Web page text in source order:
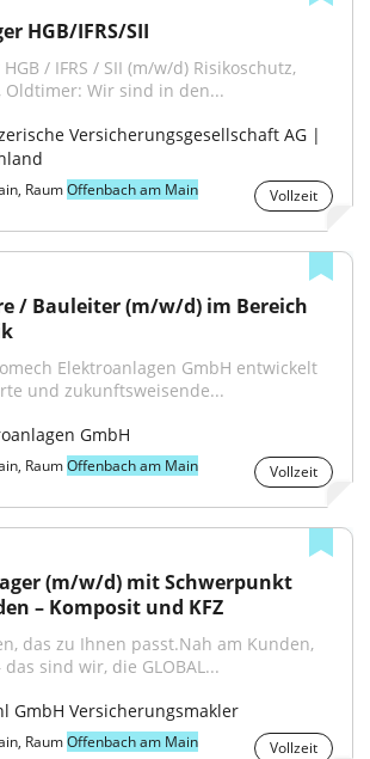
HGB/IFRS/SII
/ IFRS / SII (m/w/d) Risikoschutz,
Oldtimer: Wir sind in den...
Versicherungsgesellschaft AG |
RaumOffenbach am Main Vollzeit
/ Bauleiter (m/w/d) im Bereich
Elektroanlagen GmbH entwickelt
und zukunftsweisende...
GmbH
RaumOffenbach am Main Vollzeit
(m/w/d) mit Schwerpunkt
– Komposit und KFZ
das zu Ihnen passt.Nah am Kunden,
sind wir, die GLOBAL...
GmbH Versicherungsmakler
RaumOffenbach am Main Vollzeit